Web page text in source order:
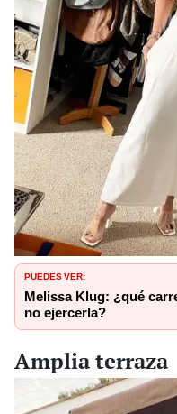
PUEDES VER:
Melissa Klug: ¿qué
no ejercerla?
Amplia terraza